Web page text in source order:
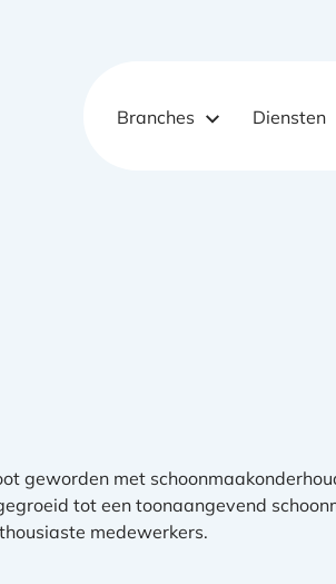
Branches
Diensten
geworden met
tot een toonaangevend
medewerkers.